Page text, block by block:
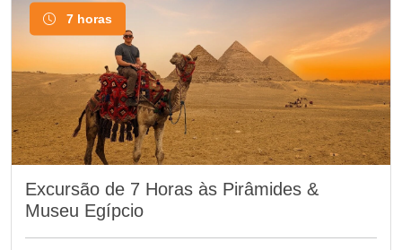
7 horas
Excursão de 7 Horas às Pirâmides &
Museu Egípcio